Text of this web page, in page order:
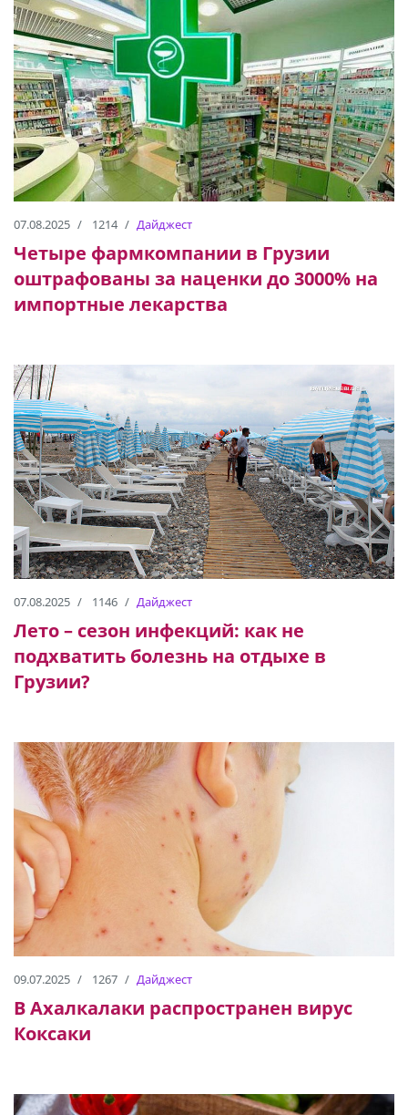
07.08.2025 1214 Дайджест
Четыре фармкомпании в Грузии
оштрафованы за наценки до 3000% на
импортные лекарства
07.08.2025 1146 Дайджест
Лето – сезон инфекций: как не
подхватить болезнь на отдыхе в
Грузии?
09.07.2025 1267 Дайджест
В Ахалкалаки распространен вирус
Коксаки